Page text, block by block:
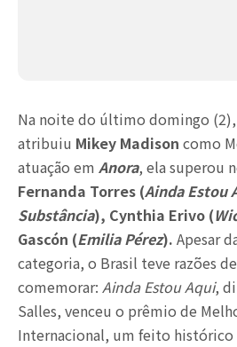
Na noite do último domingo (2),
atribuiu Mikey Madison como
atuação em Anora, ela superou
Fernanda Torres (Ainda Estou
Substância), Cynthia Erivo (
Gascón (Emilia Pérez). Apesar
categoria, o Brasil teve razões
comemorar: Ainda Estou Aqui,
Salles, venceu o prêmio de
Internacional, um feito histórico